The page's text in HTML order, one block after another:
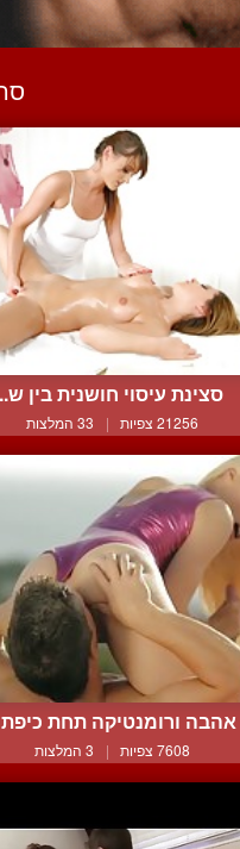
סצינת עיסוי חושנית בין
21256 צפיות | 33 המלצות
אהבה ורומנטיקה תחת כיפת
7608 צפיות | 3 המלצות